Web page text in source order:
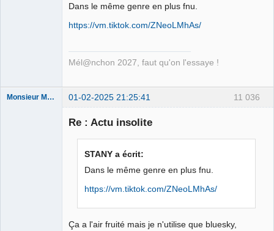
Dans le même genre en plus fnu.
https://vm.tiktok.com/ZNeoLMhAs/
Mél@nchon 2027, faut qu'on l'essaye !
11 036
Monsieur Maurice 01-02-2025 21:25:41
Re : Actu insolite
STANY a écrit:
Dans le même genre en plus fnu.
https://vm.tiktok.com/ZNeoLMhAs/
Ça a l'air fruité mais je n'utilise que bluesky,